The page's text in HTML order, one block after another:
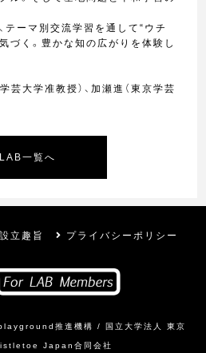
テーマ別交流学習を通して“ウチ
づく。豊かな知の広がりを体験し
芸大学准教授）、加瀬進（東京学芸
LAB一覧へ
設立趣旨 プライバシーポリシー
推進機構 / 国立大学法人 東京
Japan合同会社